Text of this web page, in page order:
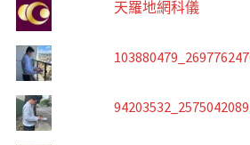
天羅地網科儀